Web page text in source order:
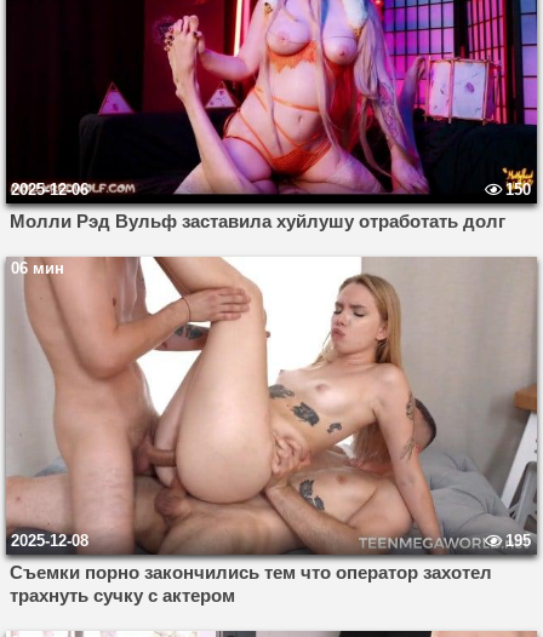
2025-12-06 150
Молли Рэд Вульф заставила хуйлушу отработать долг
06 мин
2025-12-08 195
Съемки порно закончились тем что оператор захотел
трахнуть сучку с актером